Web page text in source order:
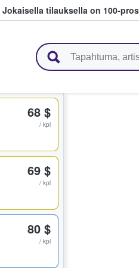
Jokaisella tilauksella on 100-
68 $
/ kpl
69 $
/ kpl
80 $
/ kpl